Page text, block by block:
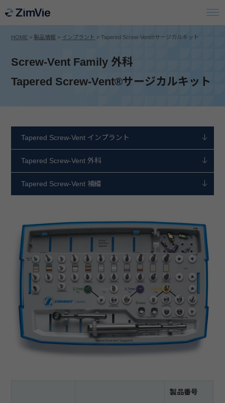
HOME > 製品情報 > インプラント >Tapered Screw-Vent®サージカルキット
Screw-Vent Family 外科
Tapered Screw-Vent®サージカルキット
Tapered Screw-Vent インプラント
Tapered Screw-Vent 外科
Tapered Screw-Vent 補綴
製品番号